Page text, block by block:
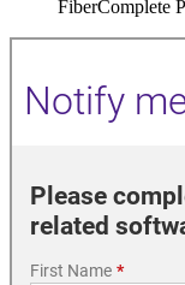
FiberComplete